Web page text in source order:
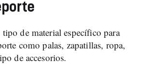
de material específico para
como palas, zapatillas, ropa,
de accesorios.